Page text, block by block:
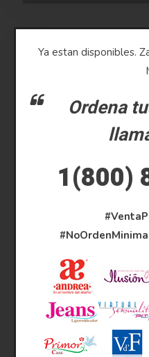
Ya estan disponibles.
Ordena
1(800)
#NoOrdenMinima